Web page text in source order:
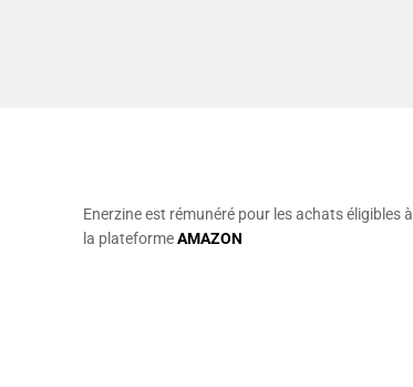
Enerzine est rémunéré pour les achats éligibles à
la plateformeAMAZON